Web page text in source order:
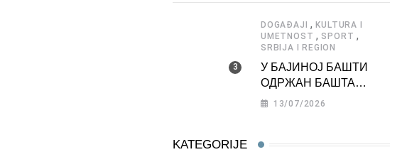
DOGAĐAJI ,KULTURA I
UMETNOST , SPORT ,
SRBIJA I REGION
У БАЈИНОЈ БАШТИ
ОДРЖАН БАШТА
ФЕСТ 2026
13/07/2026
KATEGORIJE